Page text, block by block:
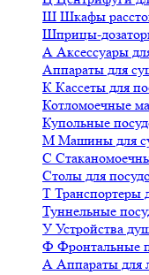
Ш Шкафы
Шприцы-
А Аксессуары
Аппараты для
К Кассеты для
Котломоечные
Купольные
М Машины для
С
Столы для
Т Транспортеры
Туннельные
У Устройства
Ф Фронтальные
А Аппараты для